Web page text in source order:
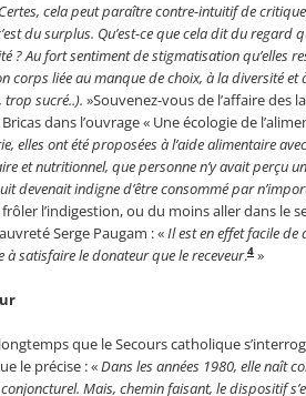
Certes, cela peut paraître contre-intuitif de
du surplus. Qu’est-ce que cela dit du regard
? Au fort sentiment de stigmatisation qu’elles
corps liée au manque de choix, à la diversité
sucré..). »Souvenez-vous de l’affaire des
dans l’ouvrage « Une écologie de
elles ont été proposées à l’aide alimentaire
et nutritionnel, que personne n’y avait perçu
devenait indigne d’être consommé par
l’indigestion, ou du moins aller dans le
Serge Paugam : «Il est en effet facile de
à satisfaire le donateur que le receveur.4 »
que le Secours catholique
le précise : «Dans les années 1980, elle naît
Mais, chemin faisant, le dispositif